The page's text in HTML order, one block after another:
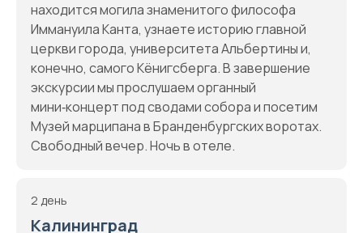
находится могила знаменитого философа
Иммануила Канта, узнаете историю главной
церкви города, университета Альбертины и,
конечно, самого Кёнигсберга. В завершение
экскурсии мы прослушаем органный
мини‑концерт под сводами собора и посетим
Музей марципана в Бранденбургских воротах.
Свободный вечер. Ночь в отеле.
2 день
Калининград